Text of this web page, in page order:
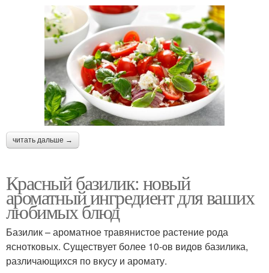
читать дальше →
Красный базилик: новый
ароматный ингредиент для ваших
любимых блюд
Базилик – ароматное травянистое растение рода
яснотковых. Существует более 10-ов видов базилика,
различающихся по вкусу и аромату.